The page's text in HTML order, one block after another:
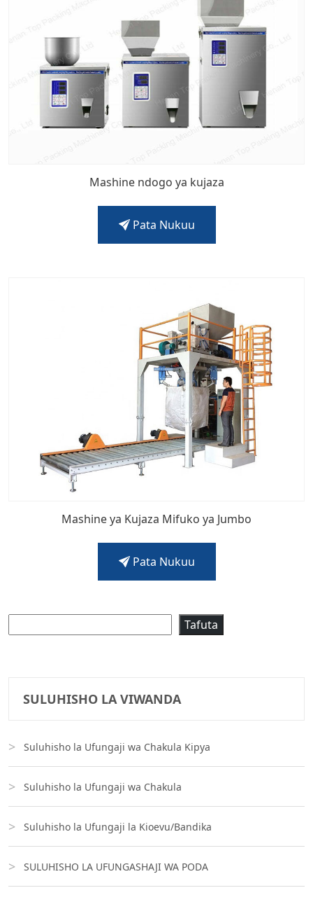
Mashine ndogo ya kujaza
Pata Nukuu
Mashine ya Kujaza Mifuko ya Jumbo
Pata Nukuu
Tafuta
SULUHISHO LA VIWANDA
Suluhisho la Ufungaji wa Chakula Kipya
Suluhisho la Ufungaji wa Chakula
Suluhisho la Ufungaji la Kioevu/Bandika
SULUHISHO LA UFUNGASHAJI WA PODA